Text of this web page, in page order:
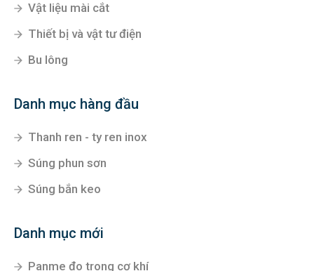
Vật liệu mài cắt
Thiết bị và vật tư điện
Bu lông
Danh mục hàng đầu
Thanh ren - ty ren inox
Súng phun sơn
Súng bắn keo
Danh mục mới
Panme đo trong cơ khí